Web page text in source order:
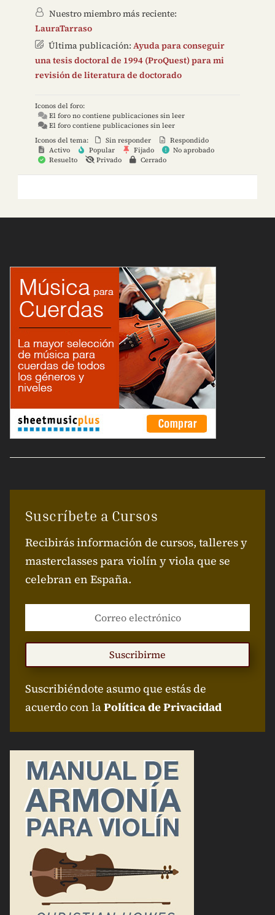
Nuestro miembro más reciente:
LauraTarraso
Última publicación: Ayuda para conseguir
una tesis doctoral de 1994 (ProQuest) para mi
revisión de literatura de doctorado
Iconos del foro:
El foro no contiene publicaciones sin leer
El foro contiene publicaciones sin leer
Iconos del tema:
Sin responder
Respondido
Activo
Popular Fijado
No aprobado
Resuelto
Privado Cerrado
Suscríbete a Cursos
Recibirás información de cursos, talleres y
masterclasses para violín y viola que se
celebran en España.
Suscribirme
Suscribiéndote asumo que estás de
acuerdo con laPolítica de Privacidad